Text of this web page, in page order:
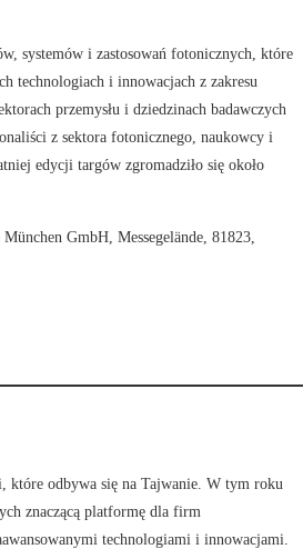
systemów i zastosowań fotonicznych, które
technologiach i innowacjach z zakresu
przemysłu i dziedzinach badawczych
z sektora fotonicznego, naukowcy i
edycji targów zgromadziło się około
GmbH, Messegelände, 81823,
które odbywa się na Tajwanie. W tym roku
znaczącą platformę dla firm
technologiami i innowacjami.